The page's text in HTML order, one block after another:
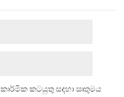
කටයුතු සඳහා ඍතුමය